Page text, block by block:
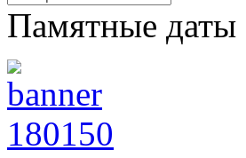
Памятные даты